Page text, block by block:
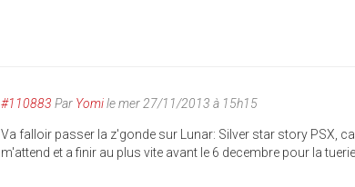
#110883 Par Yomile mer 27/11/2013 à 15h15
Va falloir passer la z'gonde sur Lunar: Silver star story PSX,
m'attend et a finir au plus vite avant le 6 decembre pour la